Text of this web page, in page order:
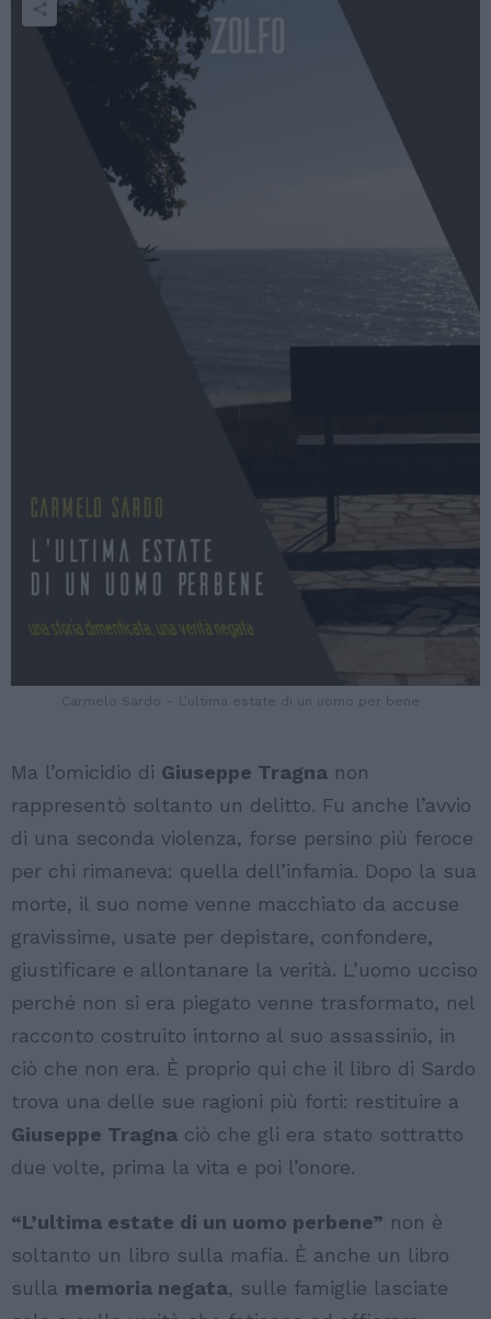
Carmelo Sardo – L’ultima estate di un uomo per bene
Ma l’omicidio di Giuseppe Tragna non
rappresentò soltanto un delitto. Fu anche l’avvio
di una seconda violenza, forse persino più feroce
per chi rimaneva: quella dell’infamia. Dopo la sua
morte, il suo nome venne macchiato da accuse
gravissime, usate per depistare, confondere,
giustificare e allontanare la verità. L’uomo ucciso
perché non si era piegato venne trasformato, nel
racconto costruito intorno al suo assassinio, in
ciò che non era. È proprio qui che il libro di Sardo
trova una delle sue ragioni più forti: restituire a
Giuseppe Tragna ciò che gli era stato sottratto
due volte, prima la vita e poi l’onore.
“L’ultima estate di un uomo perbene” non è
soltanto un libro sulla mafia. È anche un libro
sulla memoria negata, sulle famiglie lasciate